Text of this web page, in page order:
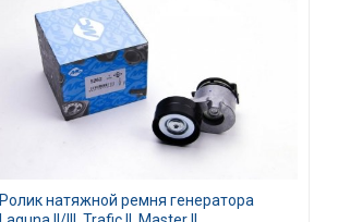
Ролик натяжной ремня генератора